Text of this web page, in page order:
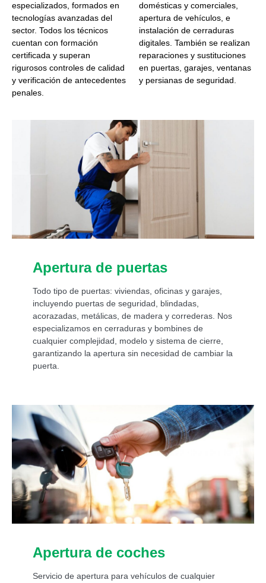
especializados, formados en
tecnologías avanzadas del
sector. Todos los técnicos
cuentan con formación
certificada y superan
rigurosos controles de calidad
y verificación de antecedentes
penales.
domésticas y comerciales,
apertura de vehículos, e
instalación de cerraduras
digitales. También se realizan
reparaciones y sustituciones
en puertas, garajes, ventanas
y persianas de seguridad.
Apertura de puertas
Todo tipo de puertas: viviendas, oficinas y garajes,
incluyendo puertas de seguridad, blindadas,
acorazadas, metálicas, de madera y correderas. Nos
especializamos en cerraduras y bombines de
cualquier complejidad, modelo y sistema de cierre,
garantizando la apertura sin necesidad de cambiar la
puerta.
Apertura de coches
Servicio de apertura para vehículos de cualquier